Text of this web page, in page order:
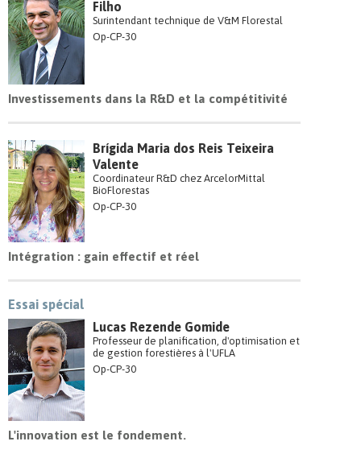
Filho
Surintendant technique de V&M Florestal
Op-CP-30
Investissements dans la R&D et la compétitivité
Brígida Maria dos Reis Teixeira
Valente
Coordinateur R&D chez ArcelorMittal
BioFlorestas
Op-CP-30
Intégration : gain effectif et réel
Essai spécial
Lucas Rezende Gomide
Professeur de planification, d'optimisation et
de gestion forestières à l'UFLA
Op-CP-30
L'innovation est le fondement.